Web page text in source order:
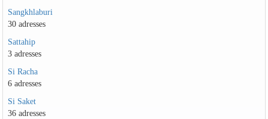
Sangkhlaburi
30 adresses
Sattahip
3 adresses
Si Racha
6 adresses
Si Saket
36 adresses